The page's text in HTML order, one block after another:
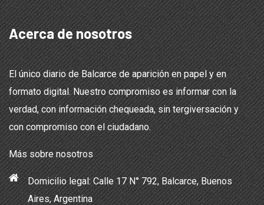
Acerca de nosotros
El único diario de Balcarce de aparición en papel y en
formato digital. Nuestro compromiso es informar con la
verdad, con información chequeada, sin tergiversación y
con compromiso con el ciudadano.
Más sobre nosotros
Domicilio legal: Calle 17 N° 792, Balcarce, Buenos
Aires, Argentina